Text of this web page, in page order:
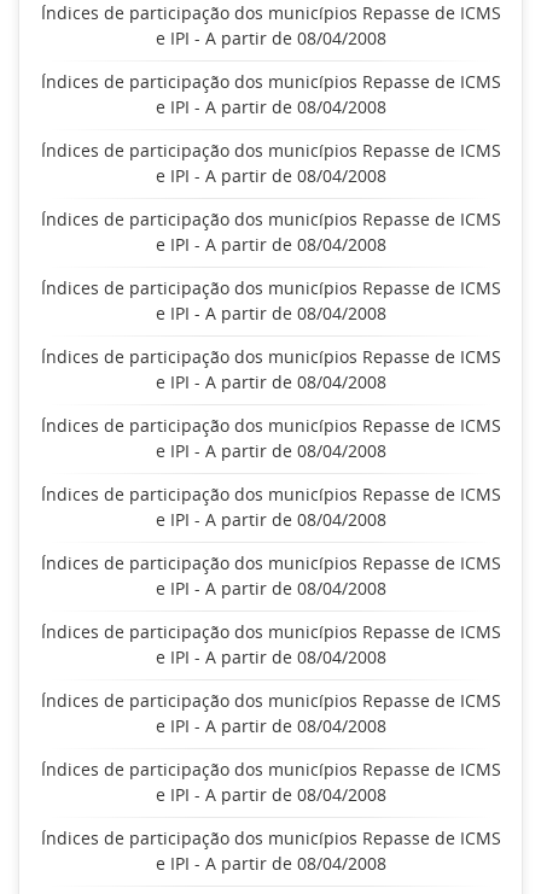
Índices de participação dos municípios Repasse de ICMS
e IPI - A partir de 08/04/2008
Índices de participação dos municípios Repasse de ICMS
e IPI - A partir de 08/04/2008
Índices de participação dos municípios Repasse de ICMS
e IPI - A partir de 08/04/2008
Índices de participação dos municípios Repasse de ICMS
e IPI - A partir de 08/04/2008
Índices de participação dos municípios Repasse de ICMS
e IPI - A partir de 08/04/2008
Índices de participação dos municípios Repasse de ICMS
e IPI - A partir de 08/04/2008
Índices de participação dos municípios Repasse de ICMS
e IPI - A partir de 08/04/2008
Índices de participação dos municípios Repasse de ICMS
e IPI - A partir de 08/04/2008
Índices de participação dos municípios Repasse de ICMS
e IPI - A partir de 08/04/2008
Índices de participação dos municípios Repasse de ICMS
e IPI - A partir de 08/04/2008
Índices de participação dos municípios Repasse de ICMS
e IPI - A partir de 08/04/2008
Índices de participação dos municípios Repasse de ICMS
e IPI - A partir de 08/04/2008
Índices de participação dos municípios Repasse de ICMS
e IPI - A partir de 08/04/2008